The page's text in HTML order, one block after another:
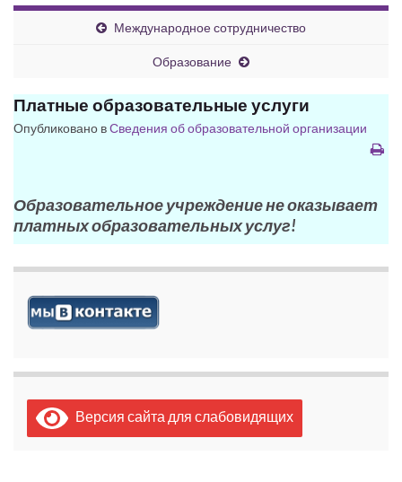
Международное сотрудничество
Образование
Платные образовательные услуги
Опубликовано вСведения об образовательной организации
Образовательное учреждение не оказывает
платных образовательных услуг!
Версия сайта для слабовидящих